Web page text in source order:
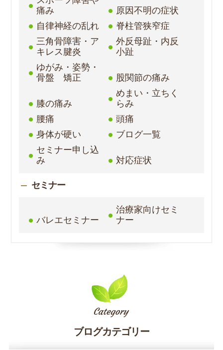
痛み
原因不明の症状
自律神経の乱れ
脊柱管狭窄症
三角骨障害・ア
キレス腱炎
外反母趾・内反
小趾
ゆがみ・姿勢・
骨盤 矯正
股関節の痛み
膝の痛み
めまい・立ちく
らみ
腰痛
頭痛
身体が硬い
ブログ一覧
セミナー申し込
み
対応症状
セミナー
バレエセミナー
治療家向けセミ
ナー
ブログカテゴリー